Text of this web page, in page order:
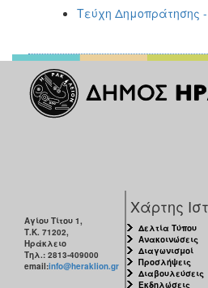
Τεύχη Δημοπράτησης -
Αγίου Τίτου 1,
Τ.Κ. 71202,
Ηράκλειο
Τηλ.: 2813-409000
email:info@heraklion.gr
Χάρτης
Δελτία Τύπου
Ανακοινώσεις
Διαγωνισμοί
Προσλήψεις
Διαβουλεύσεις
Εκδηλώσεις